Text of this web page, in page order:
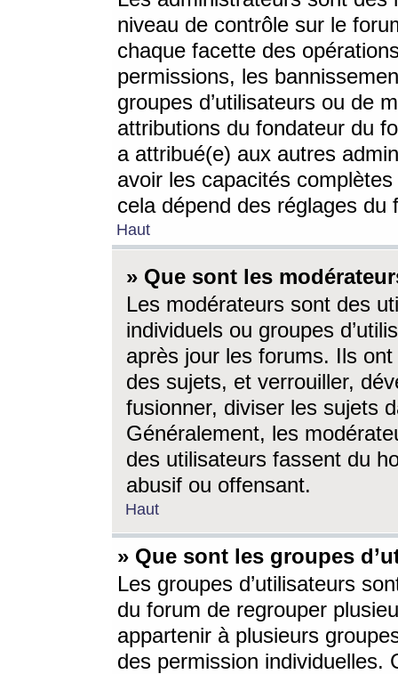
niveau de contrôle sur le
chaque facette des
permissions, les
groupes d’utilisateurs ou de
attributions du fondateur du
a attribué(e) aux autres
avoir les capacités
cela dépend des réglages du
Haut
» Que sont les
Les modérateurs sont des
individuels ou groupes
après jour les forums. Ils ont
des sujets, et verrouiller,
fusionner, diviser les sujets
Généralement, les
des utilisateurs fassent du
abusif ou offensant.
Haut
» Que sont les groupes
Les groupes d’utilisateurs
du forum de regrouper
appartenir à plusieurs
des permission individuelles.